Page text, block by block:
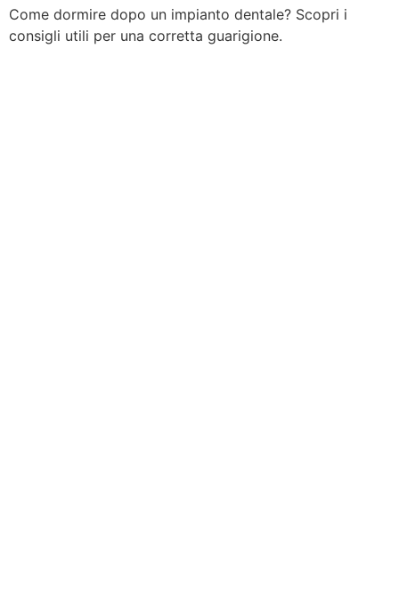
Come dormire dopo un impianto dentale? Scopri i
consigli utili per una corretta guarigione.